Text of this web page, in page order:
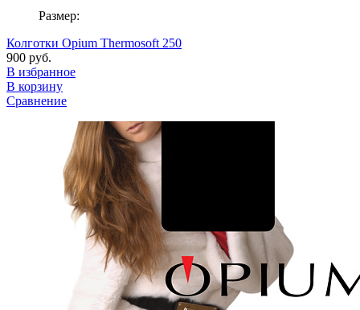
Размер:
Колготки Opium Thermosoft 250
900 руб.
В избранное
В корзину
Сравнение